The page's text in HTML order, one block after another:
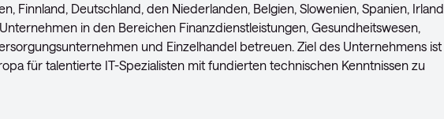
Finnland, Deutschland, den Niederlanden, Belgien, Slowenien, Spanien, Irland
in den Bereichen Finanzdienstleistungen, Gesundheitswesen,
und Einzelhandel betreuen. Ziel des Unternehmens ist
für talentierte IT-Spezialisten mit fundierten technischen Kenntnissen zu